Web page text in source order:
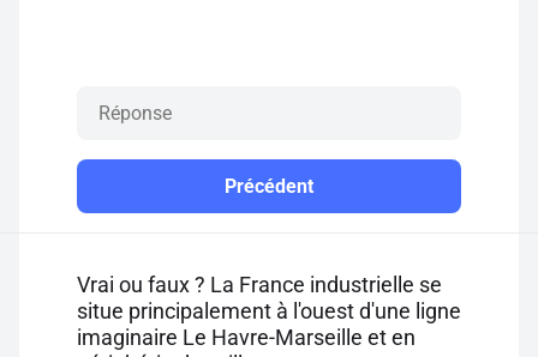
Précédent
Vrai ou faux ? La France industrielle se
situe principalement à l'ouest d'une ligne
imaginaire Le Havre-Marseille et en